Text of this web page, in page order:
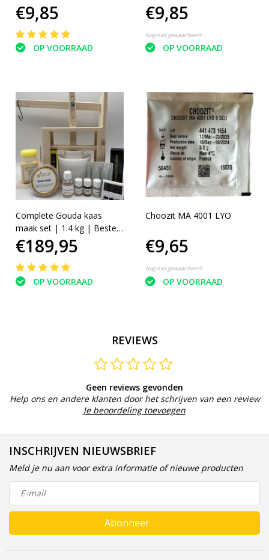
€9,85
OP VOORRAAD
€9,85
Nog niet gewaardeerd
OP VOORRAAD
Complete Gouda kaas
maak set | 1.4 kg | Beste
keuze
€189,95
OP VOORRAAD
Choozit MA 4001 LYO
€9,65
Nog niet gewaardeerd
OP VOORRAAD
REVIEWS
Geen reviews gevonden
Help ons en andere klanten door het schrijven van een review
Je beoordeling toevoegen
INSCHRIJVEN NIEUWSBRIEF
Meld je nu aan voor extra informatie of nieuwe producten
Abonneer